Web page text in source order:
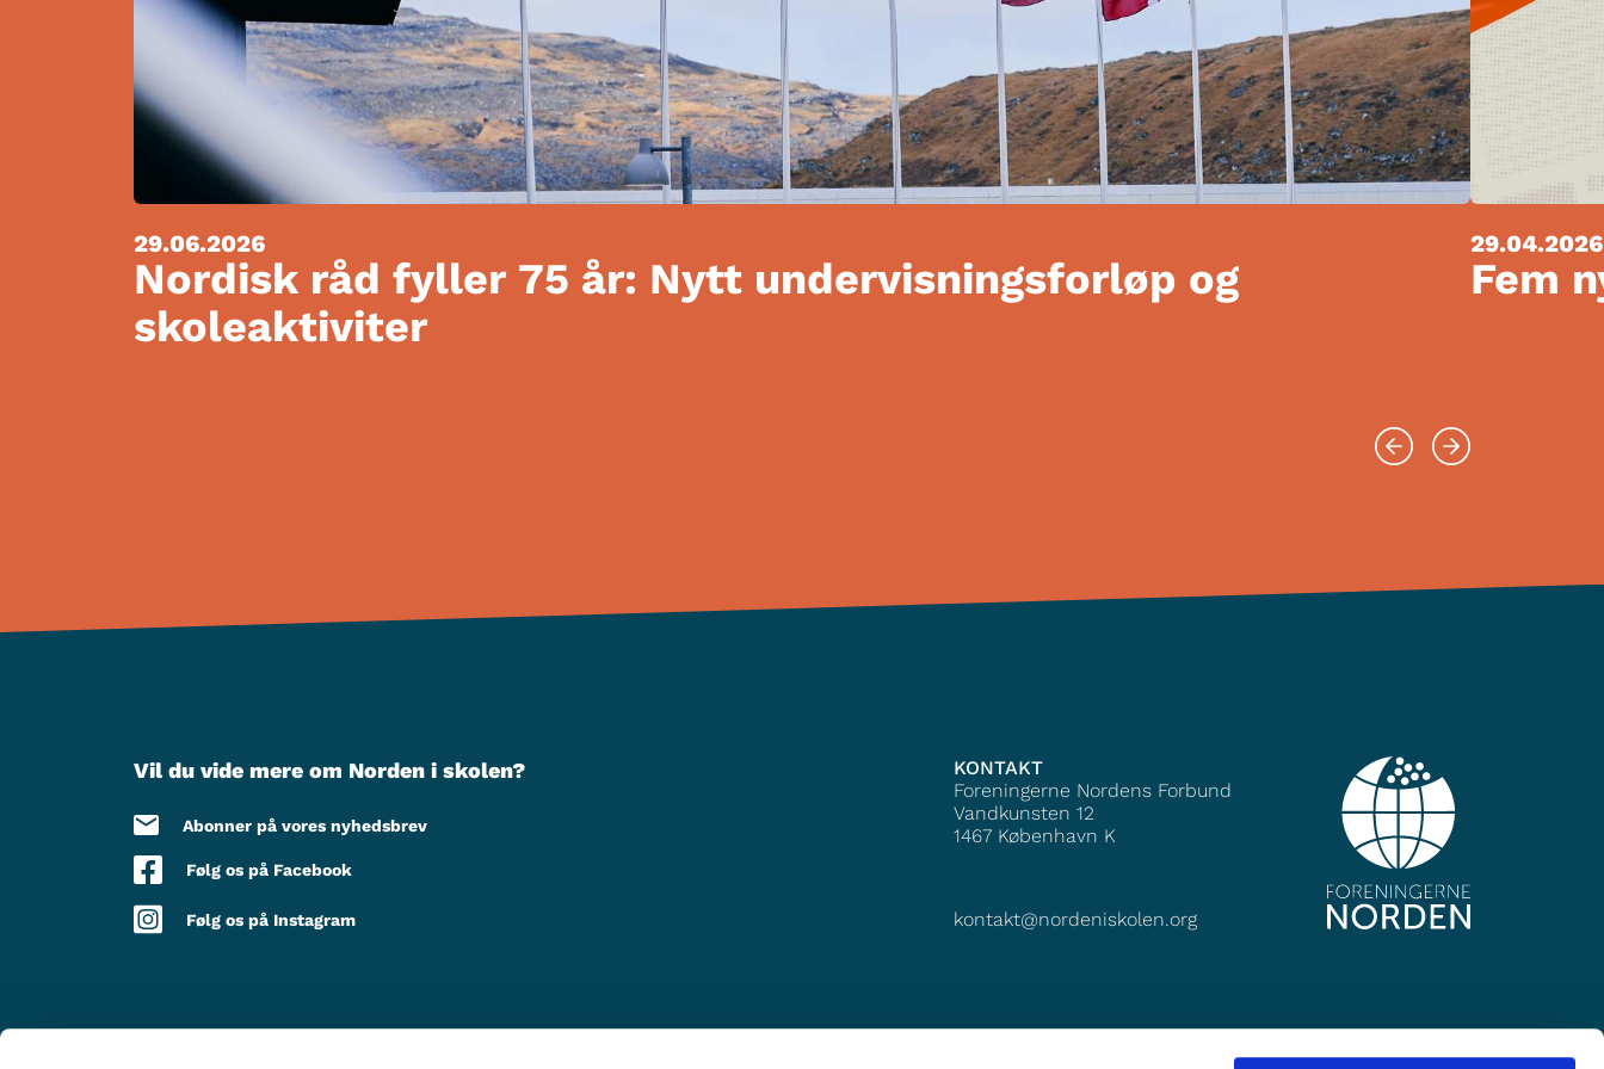
29.06.2026
Nordisk råd fyller 75 år: Nytt undervisningsforløp og
skoleaktiviter
29.04.2026
Fem
Vil du vide mere om Norden i skolen?
Abonner på vores nyhedsbrev
Følg os på Facebook
Følg os på Instagram
KONTAKT
Foreningerne Nordens Forbund
Vandkunsten 12
1467 København K
kontakt@nordeniskolen.org